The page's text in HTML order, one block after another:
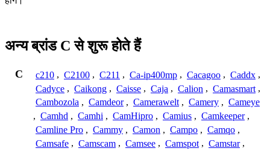
अन्य ब्रांड C से शुरू होते हैं
C c210 , C2100 , C211 , Ca-ip400mp , Cacagoo , Caddx ,
Cadyce , Caikong , Caisse , Caja , Calion , Camasmart ,
Cambozola , Camdeor , Camerawelt , Camery , Cameye
, Camhd , Camhi , CamHipro , Camius , Camkeeper ,
Camline Pro , Cammy , Camon , Campo , Camqo ,
Camsafe , Camscam , Camsee , Camspot , Camstar ,